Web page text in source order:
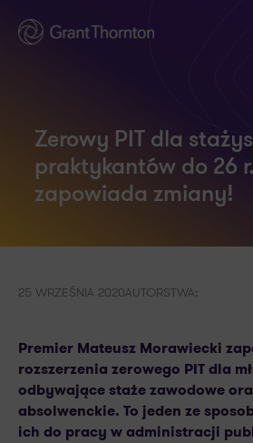
Zerowy PIT dla
praktykantów do 26
zapowiada zmiany!
25 WRZEŚNIA 2020AUTORSTWA:
Premier Mateusz Morawiecki
rozszerzenia zerowego PIT dla
odbywające staże zawodowe
absolwenckie. To jeden ze
ich do pracy w administracji